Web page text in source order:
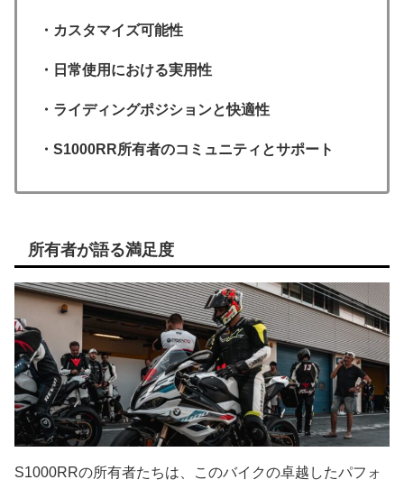
・カスタマイズ可能性
・日常使用における実用性
・ライディングポジションと快適性
・S1000RR所有者のコミュニティとサポート
所有者が語る満足度
S1000RRの所有者たちは、このバイクの卓越したパフォ